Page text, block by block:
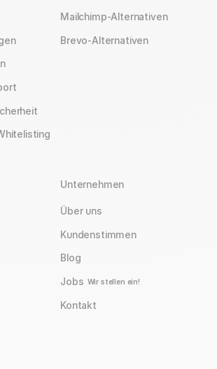
Mailchimp-Alternativen
Brevo-Alternativen
Unternehmen
Über uns
Kundenstimmen
Blog
Jobs Wir stellen ein!
Kontakt